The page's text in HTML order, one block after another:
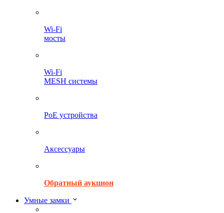
Wi-Fi
мосты
Wi-Fi
MESH системы
PoE устройства
Аксессуары
Обратный аукцион
Умные замки